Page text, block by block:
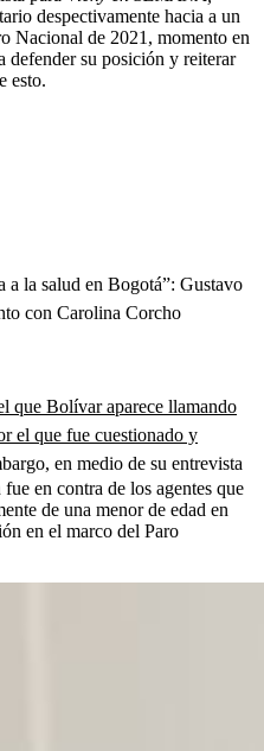
despectivamente hacia a un
Nacional de 2021, momento en
defender su posición y reiterar
esto.
a la salud en Bogotá”: Gustavo
con Carolina Corcho
que Bolívar aparece llamando
el que fue cuestionado y
en medio de su entrevista
en contra de los agentes que
de una menor de edad en
en el marco del Paro